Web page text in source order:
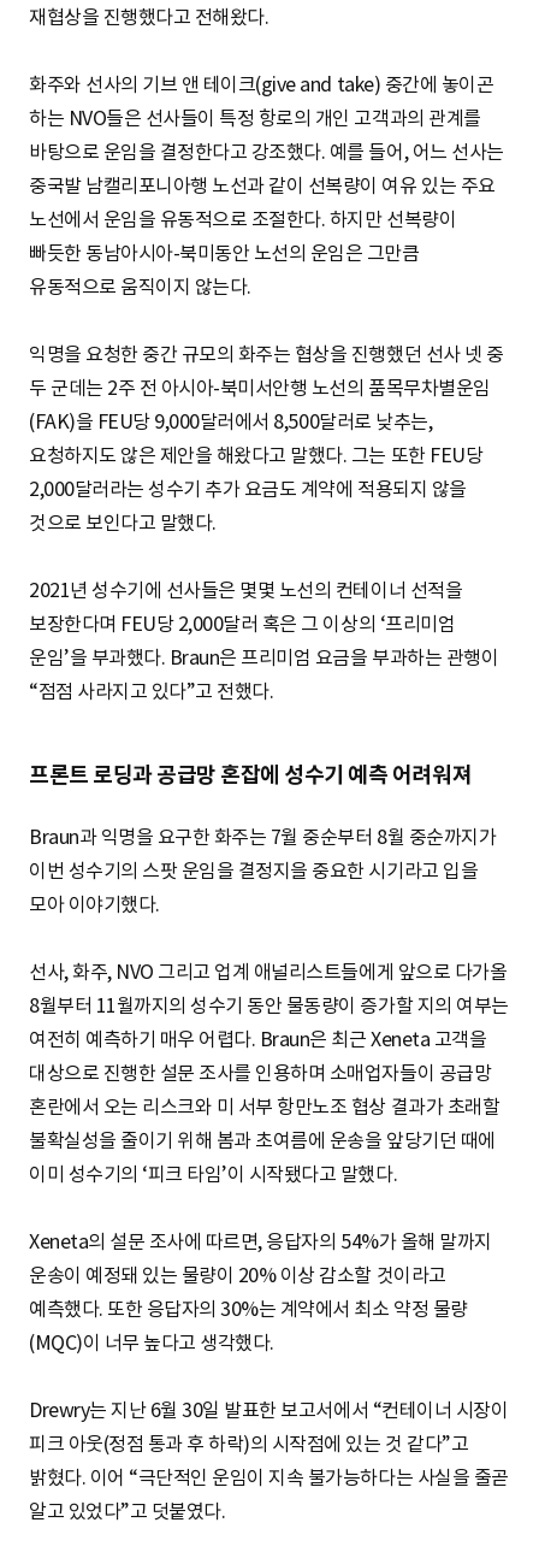
재협상을 진행했다고 전해왔다.
화주와 선사의 기브 앤 테이크(give and take) 중간에 놓이곤
하는 NVO들은 선사들이 특정 항로의 개인 고객과의 관계를
바탕으로 운임을 결정한다고 강조했다. 예를 들어, 어느 선사는
중국발 남캘리포니아행 노선과 같이 선복량이 여유 있는 주요
노선에서 운임을 유동적으로 조절한다. 하지만 선복량이
빠듯한 동남아시아-북미동안 노선의 운임은 그만큼
유동적으로 움직이지 않는다.
익명을 요청한 중간 규모의 화주는 협상을 진행했던 선사 넷 중
두 군데는 2주 전 아시아-북미서안행 노선의 품목무차별운임
(FAK)을 FEU당 9,000달러에서 8,500달러로 낮추는,
요청하지도 않은 제안을 해왔다고 말했다. 그는 또한 FEU당
2,000달러라는 성수기 추가 요금도 계약에 적용되지 않을
것으로 보인다고 말했다.
2021년 성수기에 선사들은 몇몇 노선의 컨테이너 선적을
보장한다며 FEU당 2,000달러 혹은 그 이상의 ‘프리미엄
운임’을 부과했다. Braun은 프리미엄 요금을 부과하는 관행이
“점점 사라지고 있다”고 전했다.
프론트 로딩과 공급망 혼잡에 성수기 예측 어려워져
Braun과 익명을 요구한 화주는 7월 중순부터 8월 중순까지가
이번 성수기의 스팟 운임을 결정지을 중요한 시기라고 입을
모아 이야기했다.
선사, 화주, NVO 그리고 업계 애널리스트들에게 앞으로 다가올
8월부터 11월까지의 성수기 동안 물동량이 증가할 지의 여부는
여전히 예측하기 매우 어렵다. Braun은 최근 Xeneta 고객을
대상으로 진행한 설문 조사를 인용하며 소매업자들이 공급망
혼란에서 오는 리스크와 미 서부 항만노조 협상 결과가 초래할
불확실성을 줄이기 위해 봄과 초여름에 운송을 앞당기던 때에
이미 성수기의 ‘피크 타임’이 시작됐다고 말했다.
Xeneta의 설문 조사에 따르면, 응답자의 54%가 올해 말까지
운송이 예정돼 있는 물량이 20% 이상 감소할 것이라고
예측했다. 또한 응답자의 30%는 계약에서 최소 약정 물량
(MQC)이 너무 높다고 생각했다.
Drewry는 지난 6월 30일 발표한 보고서에서 “컨테이너 시장이
피크 아웃(정점 통과 후 하락)의 시작점에 있는 것 같다”고
밝혔다. 이어 “극단적인 운임이 지속 불가능하다는 사실을 줄곧
알고 있었다”고 덧붙였다.